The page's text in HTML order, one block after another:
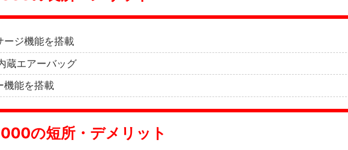
ージ機能を搭載
蔵エアーバッグ
機能を搭載
の短所・デメリット